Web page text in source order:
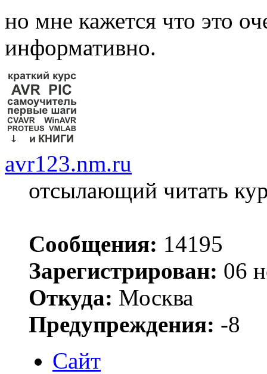
но мне кажется что это
информативно.
avr123.nm.ru
отсылающий читать
Сообщения: 14195
Зарегистрирован: 06
Откуда: Москва
Предупреждения: -8
Сайт